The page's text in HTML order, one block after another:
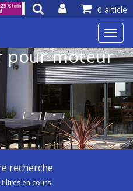
0 article
pour moteur
recherche
en cours